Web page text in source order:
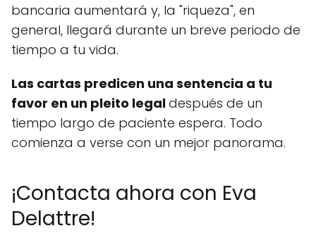
bancaria aumentará y, la "riqueza", en
general, llegará durante un breve periodo de
tiempo a tu vida.
Las cartas predicen una sentencia a tu
favor en un pleito legaldespués de un
tiempo largo de paciente espera. Todo
comienza a verse con un mejor panorama.
¡Contacta ahora con Eva
Delattre!